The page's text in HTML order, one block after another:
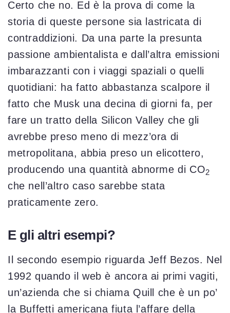
Certo che no. Ed è la prova di come la
storia di queste persone sia lastricata di
contraddizioni. Da una parte la presunta
passione ambientalista e dall’altra emissioni
imbarazzanti con i viaggi spaziali o quelli
quotidiani: ha fatto abbastanza scalpore il
fatto che Musk una decina di giorni fa, per
fare un tratto della Silicon Valley che gli
avrebbe preso meno di mezz’ora di
metropolitana, abbia preso un elicottero,
producendo una quantità abnorme di CO2
che nell’altro caso sarebbe stata
praticamente zero.
E gli altri esempi?
Il secondo esempio riguarda Jeff Bezos. Nel
1992 quando il web è ancora ai primi vagiti,
un’azienda che si chiama Quill che è un po’
la Buffetti americana fiuta l’affare della